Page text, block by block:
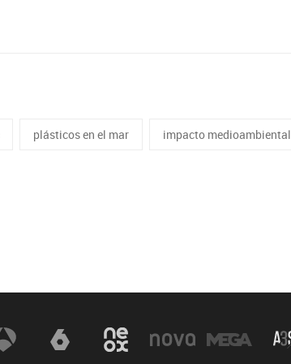
plásticos en el mar impacto medioambiental